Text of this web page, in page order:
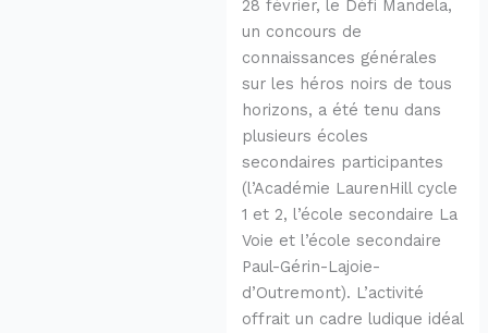
28 février, le Défi Mandela,
un concours de
connaissances générales
sur les héros noirs de tous
horizons, a été tenu dans
plusieurs écoles
secondaires participantes
(l’Académie LaurenHill cycle
1 et 2, l’école secondaire La
Voie et l’école secondaire
Paul-Gérin-Lajoie-
d’Outremont). L’activité
offrait un cadre ludique idéal